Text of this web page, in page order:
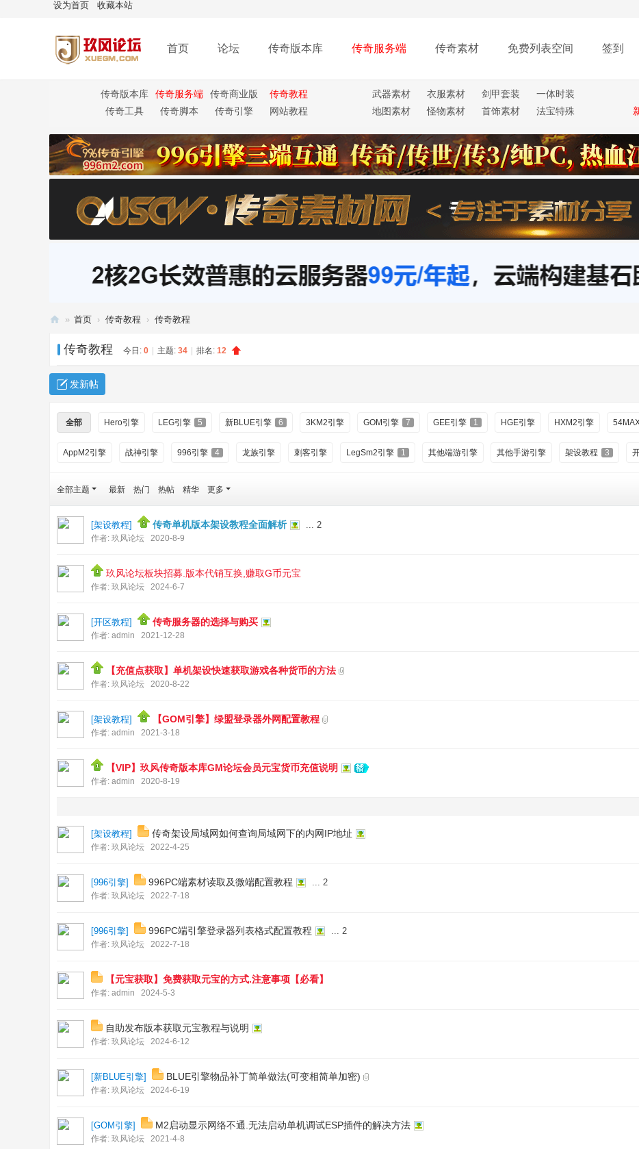
设为首页 收藏本站
首页 论坛 传奇版本库 传奇服务端 传奇素材 免费列表空间 签到
传奇版本库 传奇服务端
传奇商业版
本
传奇教程
传奇工具
传奇脚本 传奇引擎 网站教程
武器素材 衣服素材 剑甲套装
一体时装
地图素材
怪物素材 首饰素材 法宝特殊
奇
单
机
服
风
版
库
X
ue
co
» 首页 › 传奇教程 › 传奇教程
传奇教程 今日: 0 主题: 34 排名: 12
发新帖
全部 Hero引擎 LEG引擎 5 新BLUE引擎 6 3KM2引擎 GOM引擎 7 GEE引擎 1 HGE引擎 HXM2引擎
AppM2引擎 战神引擎 996引擎 4 龙族引擎 刺客引擎 LegSm2引擎 1 其他端游引擎 其他手游引擎 架设教程 3
全部主题 最新 热门 热帖 精华 更多
[架设教程] 传奇单机版本架设教程全面解析 2
作者: 玖风论坛 2020-8-9
玖风论坛板块招募.版本代销互换,赚取G币元宝
作者: 玖风论坛 2024-6-7
[开区教程] 传奇服务器的选择与购买
作者: admin 2021-12-28
【充值点获取】单机架设快速获取游戏各种货币的方法
作者: 玖风论坛 2020-8-22
[架设教程] 【GOM引擎】绿盟登录器外网配置教程
作者: admin 2021-3-18
【VIP】玖风传奇版本库GM论坛会员元宝货币充值说明
作者: admin 2020-8-19
[架设教程] 传奇架设局域网如何查询局域网下的内网IP地址
作者: 玖风论坛 2022-4-25
[996引擎] 996PC端素材读取及微端配置教程 2
作者: 玖风论坛 2022-7-18
[996引擎] 996PC端引擎登录器列表格式配置教程 2
作者: 玖风论坛 2022-7-18
【元宝获取】免费获取元宝的方式.注意事项【必看】
作者: admin 2024-5-3
自助发布版本获取元宝教程与说明
作者: 玖风论坛 2024-6-12
[新BLUE引擎] BLUE引擎物品补丁简单做法(可变相简单加密)
作者: 玖风论坛 2024-6-19
[GOM引擎] M2启动显示网络不通.无法启动单机调试ESP插件的解决方法
作者: 玖风论坛 2021-4-8